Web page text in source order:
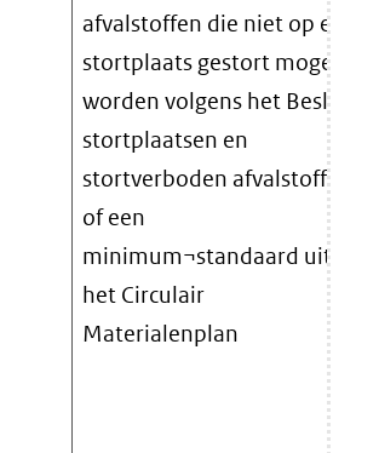
afvalstoffen die niet op een
stortplaats gestort mogen
worden volgens het Besluit
stortplaatsen en
stortverboden afvalstoffen
of een
minimum¬standaard uit
het Circulair
Materialenplan